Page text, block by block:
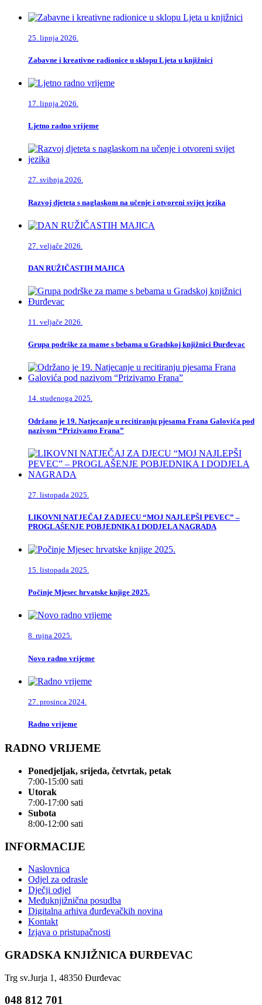
25. lipnja 2026.
Zabavne i kreativne radionice u sklopu Ljeta u knjižnici
17. lipnja 2026.
Ljetno radno vrijeme
27. svibnja 2026.
Razvoj djeteta s naglaskom na učenje i otvoreni svijet jezika
27. veljače 2026.
DAN RUŽIČASTIH MAJICA
11. veljače 2026.
Grupa podrške za mame s bebama u Gradskoj knjižnici Đurđevac
14. studenoga 2025.
Održano je 19. Natjecanje u recitiranju pjesama Frana Galovića pod
nazivom “Prizivamo Frana”
27. listopada 2025.
LIKOVNI NATJEČAJ ZA DJECU “MOJ NAJLEPŠI PEVEC” –
PROGLAŠENJE POBJEDNIKA I DODJELA NAGRADA
15. listopada 2025.
Počinje Mjesec hrvatske knjige 2025.
8. rujna 2025.
Novo radno vrijeme
27. prosinca 2024.
Radno vrijeme
RADNO VRIJEME
Ponedjeljak, srijeda, četvrtak, petak
7:00-15:00 sati
Utorak
7:00-17:00 sati
Subota
8:00-12:00 sati
INFORMACIJE
Naslovnica
Odjel za odrasle
Dječji odjel
Međuknjižnična posudba
Digitalna arhiva đurđevačkih novina
Kontakt
Izjava o pristupačnosti
GRADSKA KNJIŽNICA ĐURĐEVAC
Trg sv.Jurja 1, 48350 Đurđevac
048 812 701